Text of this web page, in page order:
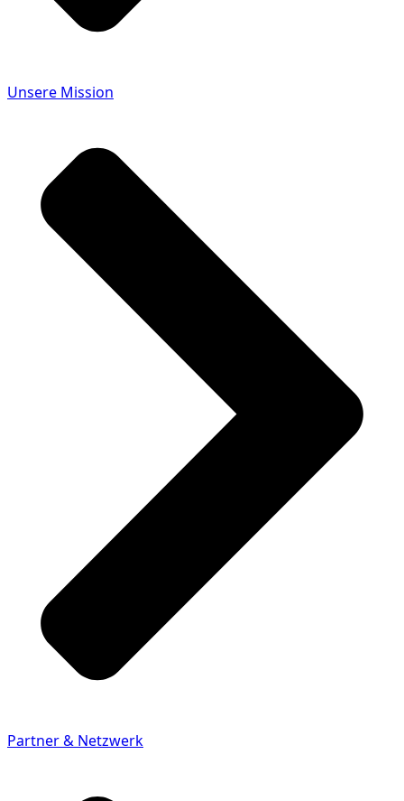
Unsere Mission
Partner & Netzwerk